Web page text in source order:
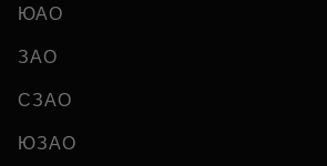
ЮАО
ЗАО
СЗАО
ЮЗАО